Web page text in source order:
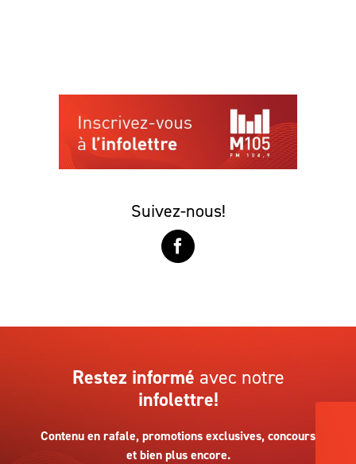
Suivez-nous!
Restez informé avec notre
infolettre!
Contenu en rafale, promotions exclusives, concours
et bien plus encore.